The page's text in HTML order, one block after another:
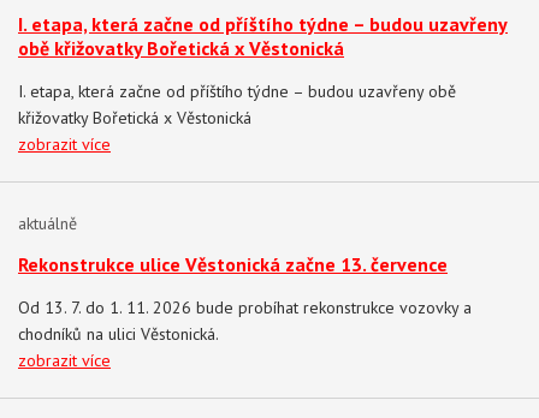
I. etapa, která začne od příštího týdne – budou uzavřeny
obě křižovatky Bořetická x Věstonická
I. etapa, která začne od příštího týdne – budou uzavřeny obě
křižovatky Bořetická x Věstonická
zobrazit více
aktuálně
Rekonstrukce ulice Věstonická začne 13. července
Od 13. 7. do 1. 11. 2026 bude probíhat rekonstrukce vozovky a
chodníků na ulici Věstonická.
zobrazit více